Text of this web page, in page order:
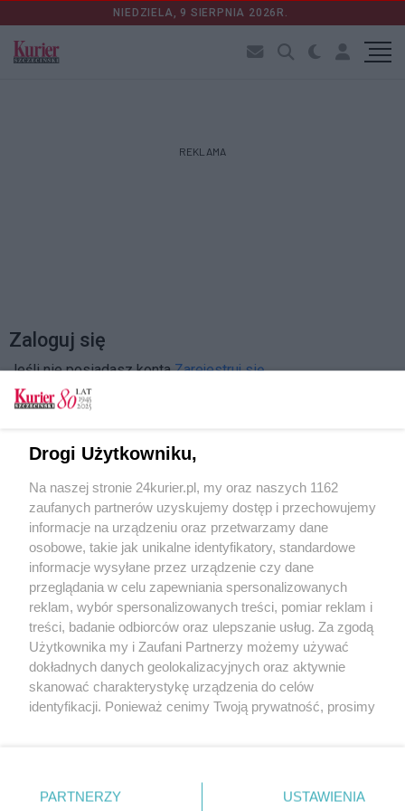
NIEDZIELA, 9 SIERPNIA 2026R.
REKLAMA
Zaloguj się
Jeśli nie posiadasz kontaZarejestruj się
Zapamiętać?
Zaloguj
Zapomniałem hasła
Copyright © 2022 Kurier Szczeciński sp. z o.o.
Drogi Użytkowniku,
Na naszej stronie 24kurier.pl, my oraz naszych 1162
zaufanych partnerów uzyskujemy dostęp i przechowujemy
informacje na urządzeniu oraz przetwarzamy dane
osobowe, takie jak unikalne identyfikatory, standardowe
informacje wysyłane przez urządzenie czy dane
przeglądania w celu zapewniania spersonalizowanych
reklam, wybór spersonalizowanych treści, pomiar reklam i
treści, badanie odbiorców oraz ulepszanie usług. Za zgodą
Użytkownika my i Zaufani Partnerzy możemy używać
dokładnych danych geolokalizacyjnych oraz aktywnie
skanować charakterystykę urządzenia do celów
identyfikacji. Ponieważ cenimy Twoją prywatność, prosimy
prywatności znajdujący się w lewym dolnym rogu strony
. Niektóre rodzaje przetwarzania danych nie wymagają
PARTNERZY USTAWIENIA